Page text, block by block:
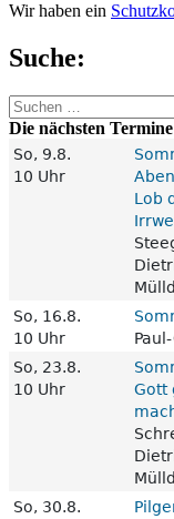
Wir haben ein
Suche:
Suchen
nach:
Die nächsten Termine